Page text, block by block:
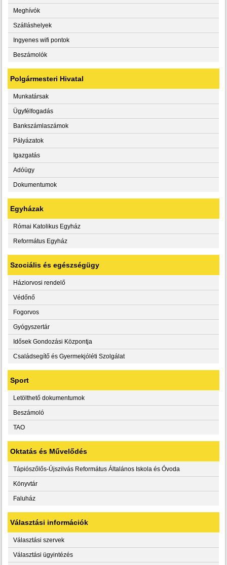
Meghívók
Szálláshelyek
Ingyenes wifi pontok
Beszámolók
Polgármesteri Hivatal
Munkatársak
Ügyfélfogadás
Bankszámlaszámok
Pályázatok
Igazgatás
Adóügy
Dokumentumok
Egyházak
Római Katolikus Egyház
Református Egyház
Szociális és egészségügy
Háziorvosi rendelő
Védőnő
Fogorvos
Gyógyszertár
Idősek Gondozási Központja
Családsegítő és Gyermekjóléti Szolgálat
Sport
Letölthető dokumentumok
Beszámoló
TAO
Oktatás és Művelődés
Tápiószőlős-Újszilvás Református Általános Iskola és Óvoda
Könyvtár
Faluház
Választási információk
Választási szervek
Választási ügyintézés